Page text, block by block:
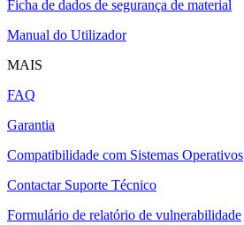
Ficha de dados de segurança de material
Manual do Utilizador
MAIS
FAQ
Garantia
Compatibilidade com Sistemas Operativos
Contactar Suporte Técnico
Formulário de relatório de vulnerabilidade